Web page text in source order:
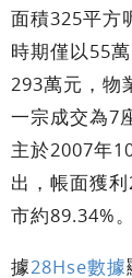
面積325平方
時期僅以55
293萬元，物
一宗成交為7
主於2007年
出，帳面獲
市約89.34%。
據28Hse數據